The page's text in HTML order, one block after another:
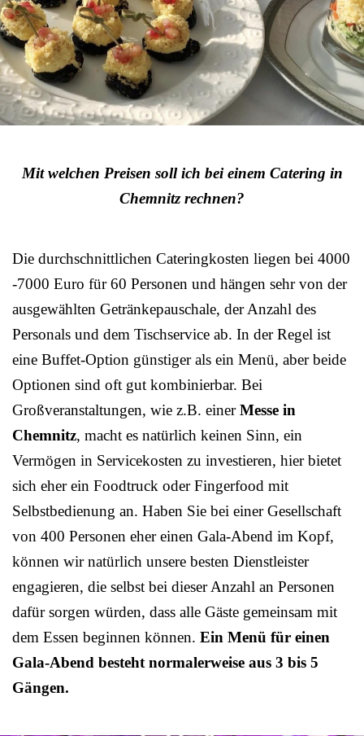
Mit welchen Preisen soll ich bei einem Catering in
Chemnitz rechnen?
Die durchschnittlichen Cateringkosten liegen bei 4000
-7000 Euro für 60 Personen und hängen sehr von der
ausgewählten Getränkepauschale, der Anzahl des
Personals und dem Tischservice ab. In der Regel ist
eine Buffet-Option günstiger als ein Menü, aber beide
Optionen sind oft gut kombinierbar. Bei
Großveranstaltungen, wie z.B. einerMesse in
Chemnitz, macht es natürlich keinen Sinn, ein
Vermögen in Servicekosten zu investieren, hier bietet
sich eher ein Foodtruck oder Fingerfood mit
Selbstbedienung an. Haben Sie bei einer Gesellschaft
von 400 Personen eher einen Gala-Abend im Kopf,
können wir natürlich unsere besten Dienstleister
engagieren, die selbst bei dieser Anzahl an Personen
dafür sorgen würden, dass alle Gäste gemeinsam mit
dem Essen beginnen können. Ein Menü für einen
Gala-Abend besteht normalerweise aus 3 bis 5
Gängen.